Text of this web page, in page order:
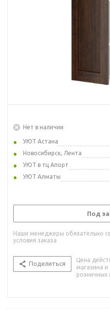
Нет в наличии
УЮТ Астана
Новосибирск, Лента
УЮТ в тц Апорт
УЮТ Алматы
Под
Наши менеджеры обязательно
условия заказа
Поделиться
Цена
магазина
розничных